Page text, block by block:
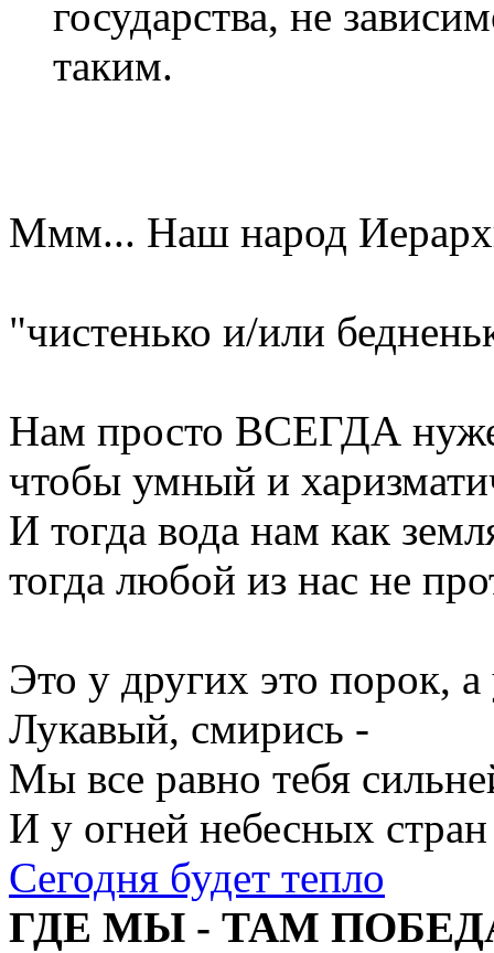
государства, не
таким.
Ммм... Наш народ
"чистенько и/или
Нам просто ВСЕГДА
чтобы умный и
И тогда вода нам как
тогда любой из нас не
Это у других это
Лукавый, смирись -
Мы все равно тебя
И у огней небесных стран
Сегодня будет тепло
ГДЕ МЫ - ТАМ